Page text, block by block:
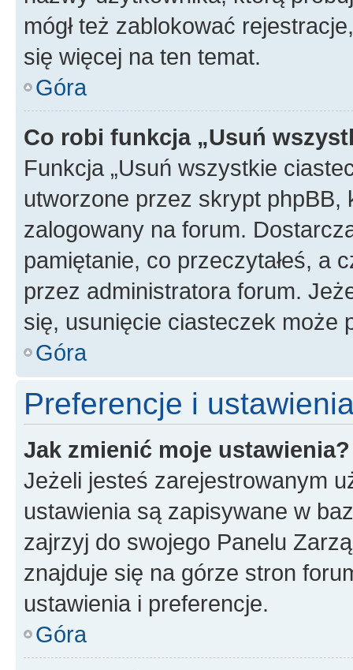
mógł też zablokować
się więcej na ten temat.
Góra
Co robi funkcja „Usuń
Funkcja „Usuń wszystkie
utworzone przez skrypt
zalogowany na forum.
pamiętanie, co przeczytałeś, a
przez administratora forum.
się, usunięcie ciasteczek może
Góra
Preferencje i
Jak zmienić moje ustawienia?
Jeżeli jesteś zarejestrowanym
ustawienia są zapisywane w
zajrzyj do swojego Panelu
znajduje się na górze stron
ustawienia i preferencje.
Góra